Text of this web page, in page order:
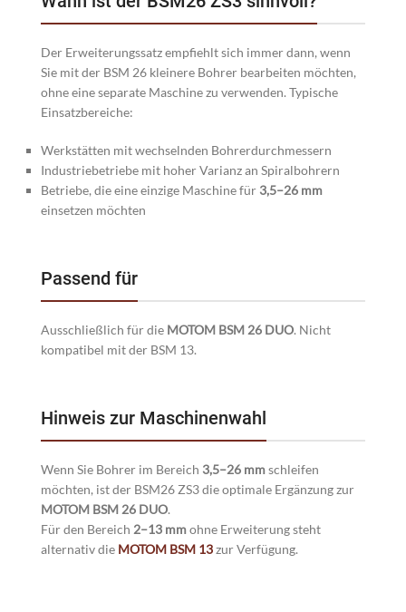
Der Erweiterungssatz empfiehlt sich immer dann, wenn
Sie mit der BSM 26 kleinere Bohrer bearbeiten möchten,
ohne eine separate Maschine zu verwenden. Typische
Einsatzbereiche:
Werkstätten mit wechselnden Bohrerdurchmessern
Industriebetriebe mit hoher Varianz an Spiralbohrern
Betriebe, die eine einzige Maschine für 3,5–26 mm
einsetzen möchten
Passend für
Ausschließlich für die MOTOM BSM 26 DUO. Nicht
kompatibel mit der BSM 13.
Hinweis zur Maschinenwahl
Wenn Sie Bohrer im Bereich 3,5–26 mmschleifen
möchten, ist der BSM26 ZS3 die optimale Ergänzung zur
MOTOM BSM 26 DUO.
Für den Bereich 2–13 mmohne Erweiterung steht
alternativ die MOTOM BSM 13zur Verfügung.